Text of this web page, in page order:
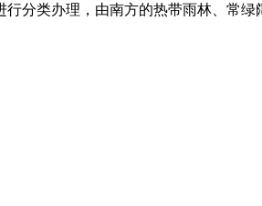
分类办理，由南方的热带雨林、常绿